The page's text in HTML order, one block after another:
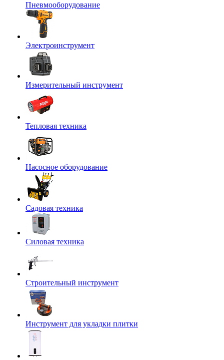
Пневмооборудование
Электроинструмент
Измерительный инструмент
Тепловая техника
Насосное оборудование
Садовая техника
Силовая техника
Строительный инструмент
Инструмент для укладки плитки